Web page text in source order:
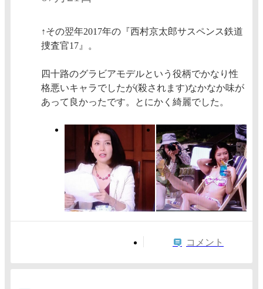
↑その翌年2017年の『西村京太郎サスペンス鉄道
捜査官17』。
四十路のグラビアモデルという役柄でかなり性
格悪いキャラでしたが(殺されます)なかなか味が
あって良かったです。とにかく綺麗でした。
コメント